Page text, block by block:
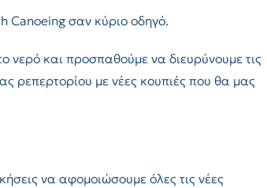
Canoeing σαν κύριο οδηγό.
νερό και προσπαθούμε να διευρύνουμε τις
ρεπερτορίου με νέες κουπιές που θα μας
να αφομοιώσουμε όλες τις νέες